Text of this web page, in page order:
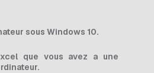
sous Windows 10.
que vous avez a une